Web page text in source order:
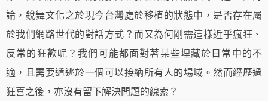
論，銳舞文化之於現今台灣處於移植的狀態中，是否存在屬
於我們網路世代的對話方式？而又為何剛需這樣近乎瘋狂、
反常的狂歡呢？我們可能都面對著某些埋藏於日常中的不
適，且需要遁逃於一個可以接納所有人的場域。然而經歷過
狂喜之後，亦沒有留下解決問題的線索？